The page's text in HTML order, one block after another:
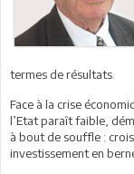
termes de résultats.
Face à la crise
l’Etat paraît faible,
à bout de souffle :
investissement en